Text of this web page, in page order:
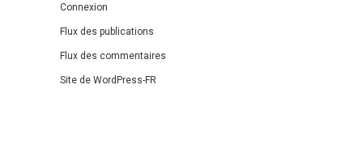
Connexion
Flux des publications
Flux des commentaires
Site de WordPress-FR